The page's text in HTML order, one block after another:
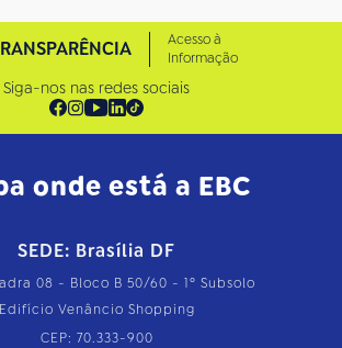
Acesso à
Informação
Siga-nos nas redes sociais
onde está a EBC
SEDE: Brasília DF
08 - Bloco B 50/60 - 1º Subsolo
Edifício Venâncio Shopping
CEP: 70.333-900